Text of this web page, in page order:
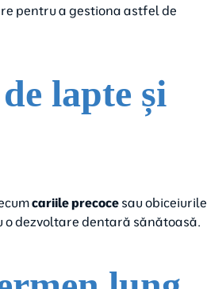
pentru a gestiona astfel de
lapte și
cariile precoce sau obiceiurile
o dezvoltare dentară sănătoasă.